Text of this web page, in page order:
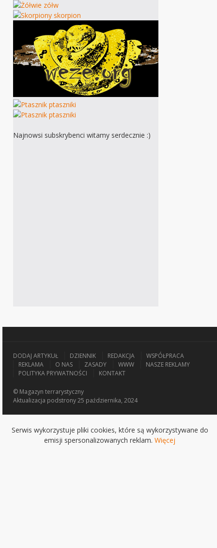
Najnowsi subskrybenci witamy serdecznie :)
DODAJ ARTYKUŁ DZIENNIK REDAKCJA
WSPÓŁPRACA
REKLAMA
O NAS ZASADY WWW
NASZE REKLAMY
POLITYKA PRYWATNOŚCI
KONTAKT
© Magazyn terrarystyczny
Aktualizacja podstrony 25 października, 2024
Serwis wykorzystuje pliki cookies, które są wykorzystywane do
emisji spersonalizowanych reklam. Więcej